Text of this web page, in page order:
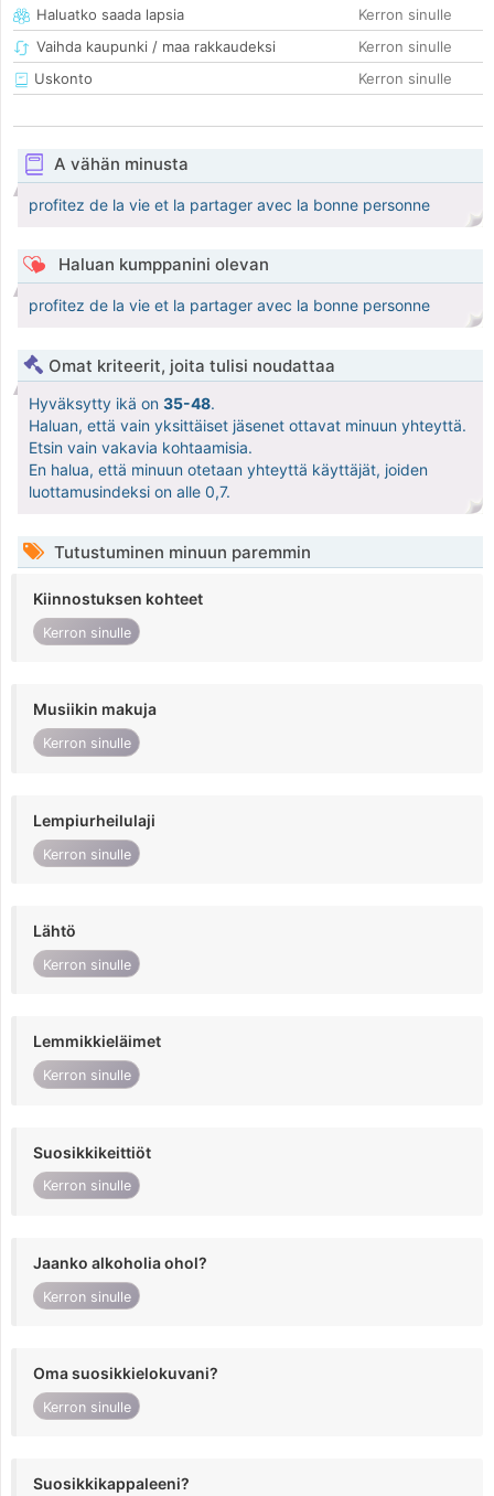
Haluatko saada lapsia
Kerron sinulle
Vaihda kaupunki / maa rakkaudeksi
Kerron sinulle
Uskonto
Kerron sinulle
A vähän minusta
profitez de la vie et la partager avec la bonne personne
Haluan kumppanini olevan
profitez de la vie et la partager avec la bonne personne
Omat kriteerit, joita tulisi noudattaa
Hyväksytty ikä on 35-48.
Haluan, että vain yksittäiset jäsenet ottavat minuun yhteyttä.
Etsin vain vakavia kohtaamisia.
En halua, että minuun otetaan yhteyttä käyttäjät, joiden
luottamusindeksi on alle 0,7.
Tutustuminen minuun paremmin
Kiinnostuksen kohteet
Kerron sinulle
Musiikin makuja
Kerron sinulle
Lempiurheilulaji
Kerron sinulle
Lähtö
Kerron sinulle
Lemmikkieläimet
Kerron sinulle
Suosikkikeittiöt
Kerron sinulle
Jaanko alkoholia ohol?
Kerron sinulle
Oma suosikkielokuvani?
Kerron sinulle
Suosikkikappaleeni?